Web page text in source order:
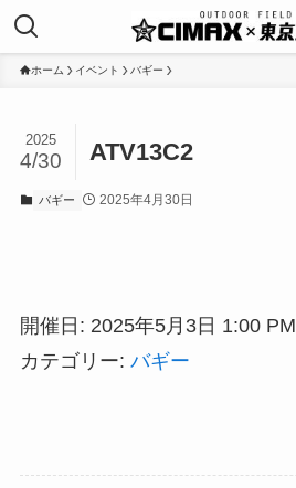
ホーム イベント バギー
ATV13C2
2025
4/30
バギー 2025年4月30日
開催日: 2025年5月3日 1:00 PM
カテゴリー: バギー